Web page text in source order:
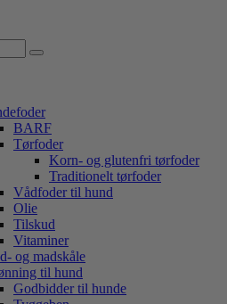
BARF
Tørfoder
Korn- og glutenfri tørfoder
Traditionelt tørfoder
Vådfoder til hund
Olie
Tilskud
Vitaminer
og madskåle
til hund
Godbidder til hunde